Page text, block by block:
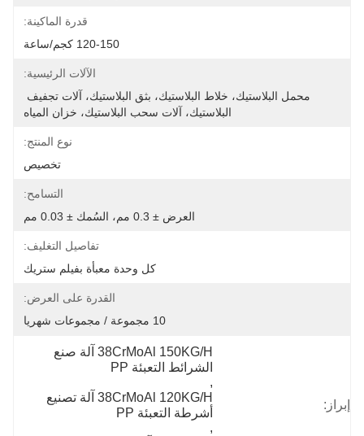
قدرة الماكينة:
120-150 كجم/ساعة
الآلات الرئيسية:
البلاستيك، آلات سحب البلاستيك، خزان المياه
نوع المنتج:
تخصيص
التسامح:
العرض ± 0.3 مم، السُمك ± 0.03 مم
تفاصيل التغليف:
كل وحدة معبأة بفيلم ستريك
القدرة على العرض:
10 مجموعة / مجموعات شهريا
إبراز:
الشرائط التعبئة PP
,
أشرطة التعبئة PP
,